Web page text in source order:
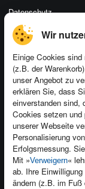
Wir
Einige Cookies
(z.B. der
unser Angebot zu
erklären Sie, dass
einverstanden sind,
Cookies setzen und
unserer Webseite
Personalisierung
Erfolgsmessung.
Mit »Verweigern«
ab. Ihre
ändern (z.B. im Fuß
Kontakt
Newsletter
Für Unternehmen
Presseservice
Dozentenservice
Datenschutz